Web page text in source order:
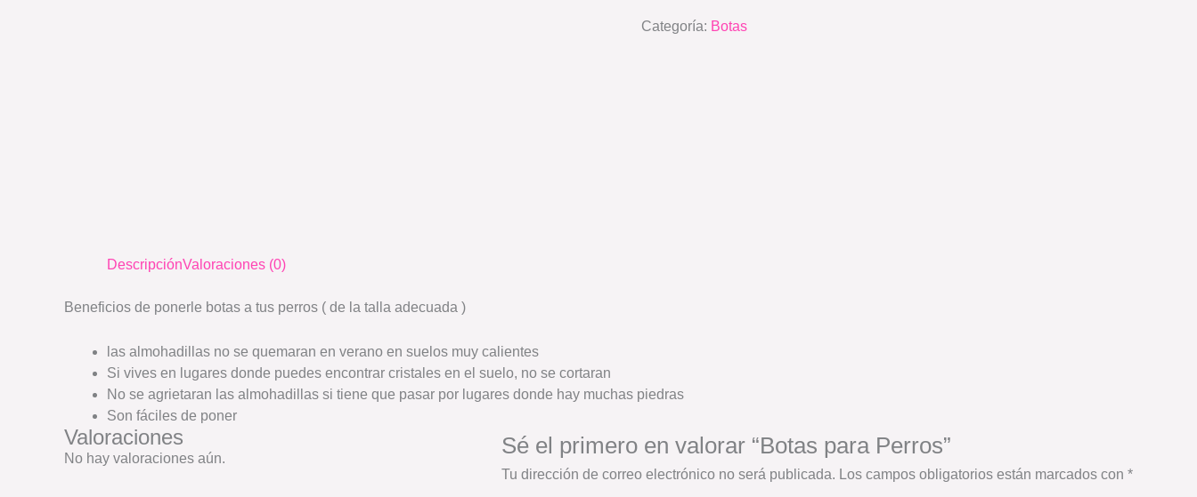
Categoría: Botas
DescripciónValoraciones (0)
Beneficios de ponerle botas a tus perros ( de la talla adecuada )
las almohadillas no se quemaran en verano en suelos muy calientes
Si vives en lugares donde puedes encontrar cristales en el suelo, no se cortaran
No se agrietaran las almohadillas si tiene que pasar por lugares donde hay muchas piedras
Son fáciles de poner
Valoraciones
No hay valoraciones aún. Sé el primero en valorar “Botas para Perros”
Tu dirección de correo electrónico no será publicada. Los campos obligatorios están marcados con *